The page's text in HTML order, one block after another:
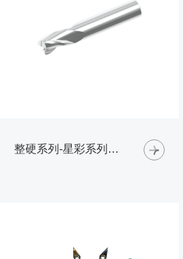
整硬系列-星彩系列铝合金铣刀-平头铣刀